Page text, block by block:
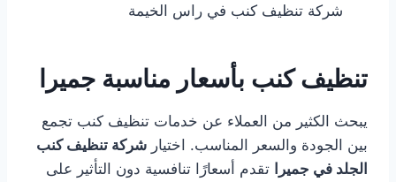
شركة تنظيف كنب في راس الخيمة
تنظيف كنب بأسعار مناسبة جميرا
يبحث الكثير من العملاء عن خدمات تنظيف كنب تجمع
بين الجودة والسعر المناسب. اختيار شركة تنظيف كنب
الجلد في جميرا تقدم أسعارًا تنافسية دون التأثير على